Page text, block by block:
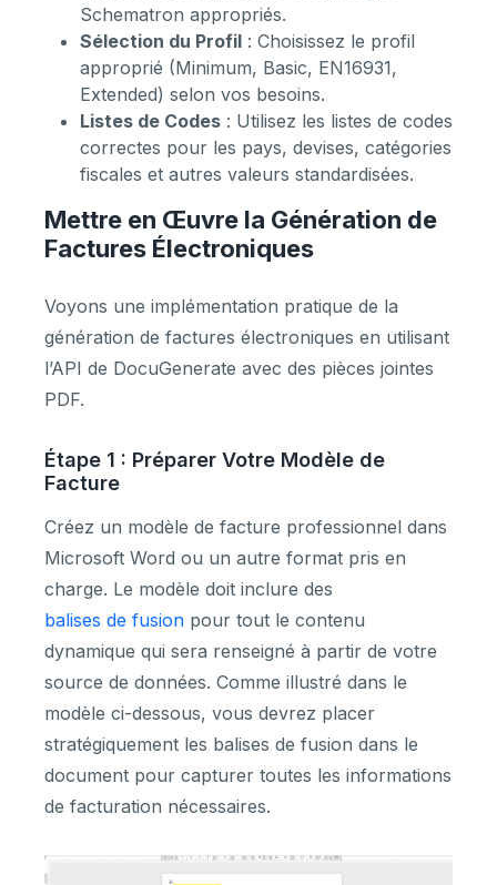
Schematron appropriés.
Sélection du Profil : Choisissez le profil
approprié (Minimum, Basic, EN16931,
Extended) selon vos besoins.
Listes de Codes : Utilisez les listes de codes
correctes pour les pays, devises, catégories
fiscales et autres valeurs standardisées.
Mettre en Œuvre la Génération de
Factures Électroniques
Voyons une implémentation pratique de la
génération de factures électroniques en utilisant
l’API de DocuGenerate avec des pièces jointes
PDF.
Étape 1 : Préparer Votre Modèle de
Facture
Créez un modèle de facture professionnel dans
Microsoft Word ou un autre format pris en
charge. Le modèle doit inclure des
balises de fusion pour tout le contenu
dynamique qui sera renseigné à partir de votre
source de données. Comme illustré dans le
modèle ci-dessous, vous devrez placer
stratégiquement les balises de fusion dans le
document pour capturer toutes les informations
de facturation nécessaires.